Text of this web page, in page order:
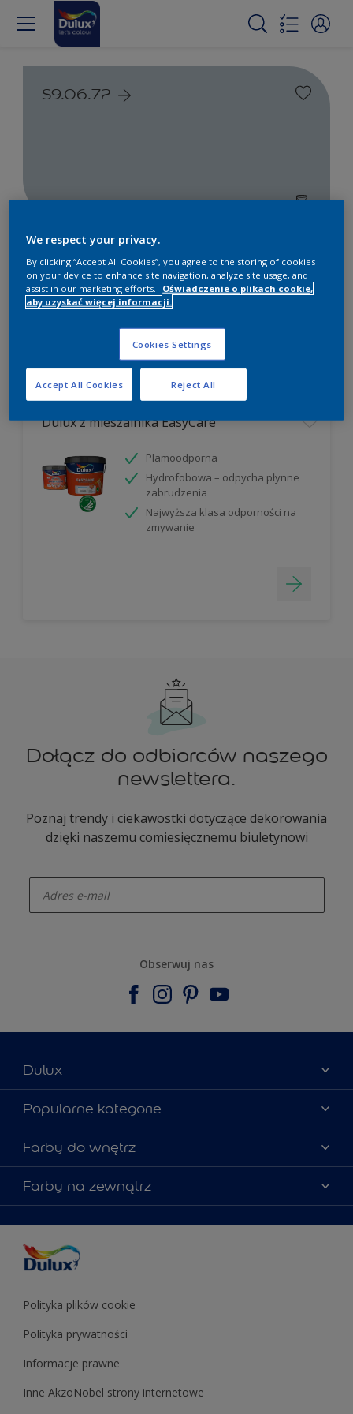
S9.06.72
Farby białe i kolorowe do
wnętrz i na zewnątrz
1Produkty znalezione
Filter
Dulux z mieszalnika EasyCare
Plamoodporna
Hydrofobowa – odpycha płynne
zabrudzenia
Najwyższa klasa odporności na
zmywanie
Dołącz do odbiorców naszego
newslettera.
Poznaj trendy i ciekawostki dotyczące dekorowania
dzięki naszemu comiesięcznemu biuletynowi
Obserwuj nas
Dulux
Materiały marketingowe
Mapa strony
Kontakt
Zgodność kolorów
Popularne kategorie
Kolory farb
Porady ekspertów
Zainspiruj się
Znajdź sklep
Farby do wnętrz
Farby do ścian
Farby uniwersalne
Podkłady i grunty
Testery farb
Farby do sufitów
Farby na zewnątrz
Farby uniwersalne
Podkłady i grunty
Polityka plików cookie
Polityka prywatności
Informacje prawne
Inne AkzoNobel strony internetowe
We respect your privacy.
By clicking “Accept All Cookies”, you agree to the storing of cookies
on your device to enhance site navigation, analyze site usage, and
assist in our marketing efforts.
Oświadczenie o plikach cookie,
aby uzyskać więcej informacji.
Cookies Settings
Reject All
Accept All Cookies